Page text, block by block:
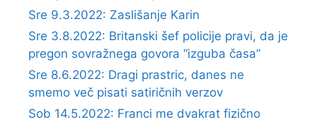
Sre 9.3.2022: Zaslišanje Karin
Sre 3.8.2022: Britanski šef policije pravi, da je
pregon sovražnega govora “izguba časa”
Sre 8.6.2022: Dragi prastric, danes ne
smemo več pisati satiričnih verzov
Sob 14.5.2022: Franci me dvakrat fizično